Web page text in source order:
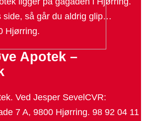
side, så går du aldrig glip…
Hjørring.
Apotek –
Ved Jesper SevelCVR:
7 A, 9800 Hjørring. 98 92 04 11